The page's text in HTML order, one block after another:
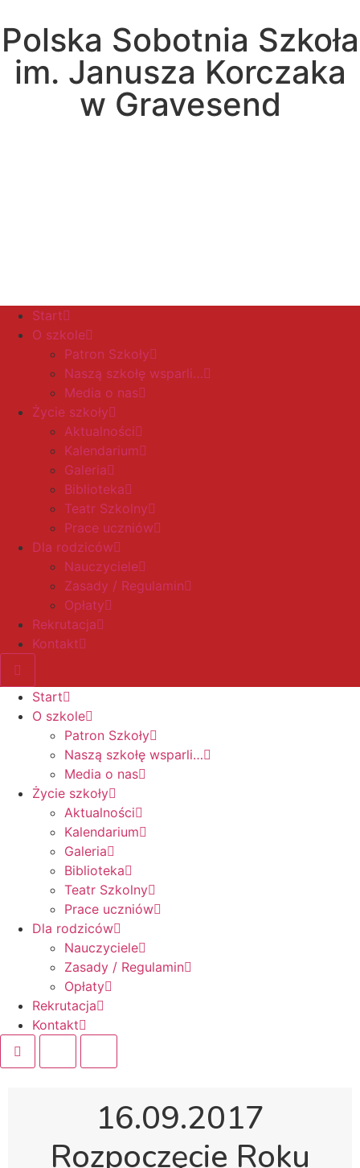
Polska Sobotnia Szkoła
im. Janusza Korczaka
w Gravesend
Start
O szkole
Patron Szkoły
Naszą szkołę wsparli…
Media o nas
Życie szkoły
Aktualności
Kalendarium
Galeria
Biblioteka
Teatr Szkolny
Prace uczniów
Dla rodziców
Nauczyciele
Zasady / Regulamin
Opłaty
Rekrutacja
Kontakt
Start
O szkole
Patron Szkoły
Naszą szkołę wsparli…
Media o nas
Życie szkoły
Aktualności
Kalendarium
Galeria
Biblioteka
Teatr Szkolny
Prace uczniów
Dla rodziców
Nauczyciele
Zasady / Regulamin
Opłaty
Rekrutacja
Kontakt
16.09.2017
Rozpoczęcie Roku